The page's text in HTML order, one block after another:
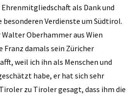
Ehrenmitgliedschaft als Dank und
Verdienste um Südtirol.
Oberhammer aus Wien
Franz damals sein Züricher
weil ich ihn als Menschen und
habe, er hat sich sehr
zu Tiroler gesagt, dass ihm die